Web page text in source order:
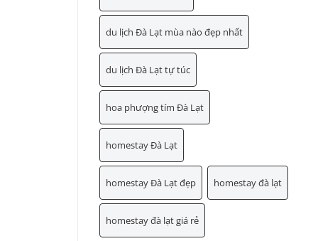
du lịch Đà Lạt mùa nào đẹp nhất
du lịch Đà Lạt tự túc
hoa phượng tím Đà Lạt
homestay Đà Lạt
homestay Đà Lạt đẹp homestay đà lạt
homestay đà lạt giá rẻ